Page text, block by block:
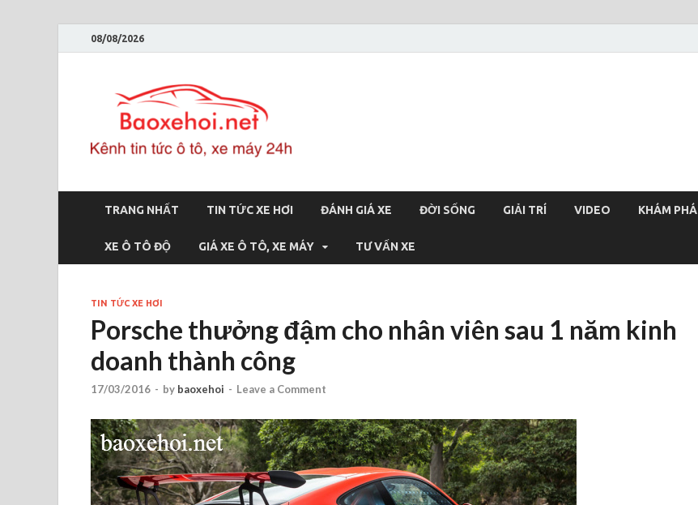
08/08/2026
TRANG NHẤT TIN TỨC XE HƠI ĐÁNH GIÁ XE ĐỜI SỐNG GIẢI TRÍ VIDEO KHÁM PHÁ
XE Ô TÔ ĐỘ GIÁ XE Ô TÔ, XE MÁY TƯ VẤN XE
TIN TỨC XE HƠI
Porsche thưởng đậm cho nhân viên sau 1 năm kinh
doanh thành công
17/03/2016 - by baoxehoi - Leave a Comment